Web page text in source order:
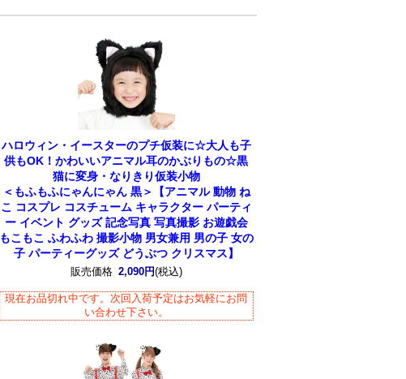
ハロウィン・イースターのプチ仮装に☆大人も子
供もOK！かわいいアニマル耳のかぶりもの☆黒
猫に変身・なりきり仮装小物
＜もふもふにゃんにゃん 黒＞【アニマル 動物 ね
こ コスプレ コスチューム キャラクター パーティ
ー イベント グッズ 記念写真 写真撮影 お遊戯会
もこもこ ふわふわ 撮影小物 男女兼用 男の子 女の
子 パーティーグッズ どうぶつ クリスマス】
販売価格 2,090円(税込)
現在お品切れ中です。次回入荷予定はお気軽にお問
い合わせ下さい。